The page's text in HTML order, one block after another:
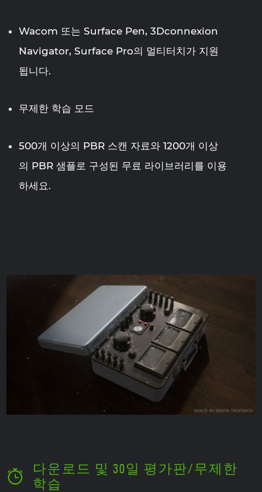
Wacom 또는 Surface Pen, 3Dconnexion
Navigator, Surface Pro의 멀티터치가 지원
됩니다.
무제한 학습 모드
500개 이상의 PBR 스캔 자료와 1200개 이상
의 PBR 샘플로 구성된 무료 라이브러리를 이용
하세요.
다운로드 및 30일 평가판/무제한
학습